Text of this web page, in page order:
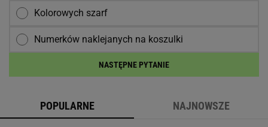
Kolorowych szarf
Numerków naklejanych na koszulki
NASTĘPNE PYTANIE
POPULARNE NAJNOWSZE